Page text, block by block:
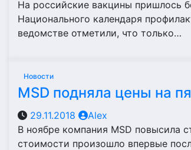
На российские вакцины пришлось
Национального календаря
ведомстве отметили, что только…
Новости
MSD подняла цены на
29.11.2018
Alex
В ноябре компания MSD повысила
стоимости произошло впервые